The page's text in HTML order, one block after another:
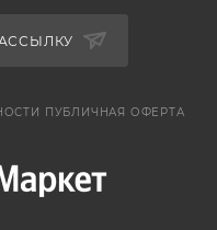
ПУБЛИЧНАЯ ОФЕРТА